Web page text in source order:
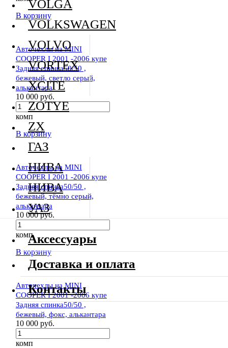
В корзину
Авточехлы на MINI
COOPER I 2001 -2006 купе
Задняя спинка50/50 ,
бежевый, светло серый,
алькантара
10 000 руб.
комп
В корзину
Авточехлы на MINI
COOPER I 2001 -2006 купе
Задняя спинка50/50 ,
бежевый, тёмно серый,
алькантара
10 000 руб.
комп
В корзину
Авточехлы на MINI
COOPER I 2001 -2006 купе
Задняя спинка50/50 ,
бежевый, фокс, алькантара
10 000 руб.
комп
VOLGA
VOLKSWAGEN
VOLVO
VORTEX
XCITE
ZOTYE
ZX
ГАЗ
НИВА
НИВА
УАЗ
Аксессуары
Доставка и оплата
Контакты